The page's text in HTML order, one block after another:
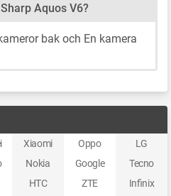
Aquos V6?
bak och En kamera
Xiaomi Oppo
LG
Nokia Google
Tecno
HTC ZTE
Infinix